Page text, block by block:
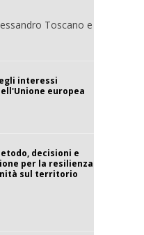
Toscano e
interessi
europea
decisioni e
per la resilienza
sul territorio